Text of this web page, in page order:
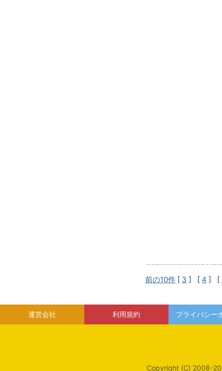
前の10件 [ 3 ] [ 4 ] [
運営会社 利用規約 プライバシー
Copyright (C) 2008-